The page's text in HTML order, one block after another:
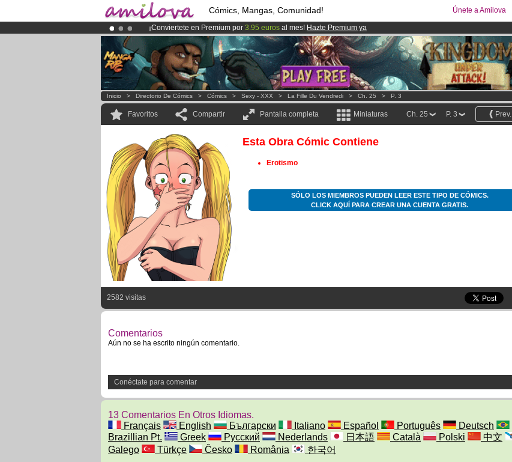
Cómics, Mangas, Comunidad! Únete a Amilova
¡Conviertete en Premium por 3.95 euros al mes! Hazte Premium ya
¡El Kickstarter Amilova está desormado lanzado!.
¡Ya tenemos 134393miembrosy 1208 Cómics y Mangas!.
Inicio > Directorio De Cómics > Cómics > Sexy - XXX > La Fille Du Vendredi > Ch. 25 > P. 3
Favoritos Compartir Pantalla completa Miniaturas Prev.
P. 3
Ch. 25
Esta Obra Cómic Contiene
Erotismo
SÓLO LOS MIEMBROS PUEDEN LEER ESTE TIPO DE CÓMICS.
CLICK AQUÍ PARA CREAR UNA CUENTA GRATIS.
2582 visitas
Comentarios
Aún no se ha escrito ningún comentario.
Conéctate para comentar
13 Comentarios En Otros Idiomas.
Français
English Български Italiano Español Português
Deutsch
Brazillian Pt.
Greek Русский Nederlands 日本語 Català Polski
中文
Galego
Türkçe Česko România 한국어